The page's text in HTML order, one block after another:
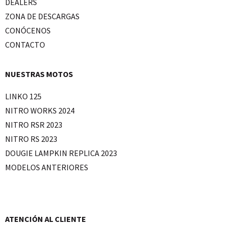
DEALERS
ZONA DE DESCARGAS
CONÓCENOS
CONTACTO
NUESTRAS MOTOS
LINKO 125
NITRO WORKS 2024
NITRO RSR 2023
NITRO RS 2023
DOUGIE LAMPKIN REPLICA 2023
MODELOS ANTERIORES
ATENCIÓN AL CLIENTE